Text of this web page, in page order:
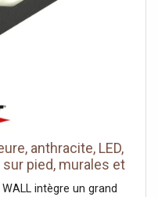
IK03, Résistance aux
primaire: 100-277V
700mA,
anthracite, LED,
sur pied, murales et
intègre un grand